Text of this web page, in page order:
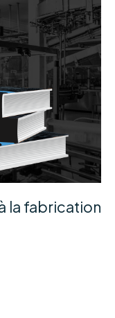
la fabrication